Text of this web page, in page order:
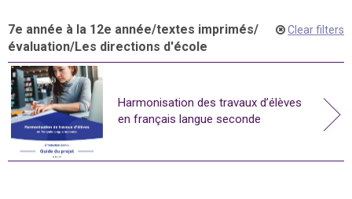
7e année à la 12e année/textes imprimés/
évaluation/Les directions d'école
Clear filters
Harmonisation des travaux d’élèves
en français langue seconde